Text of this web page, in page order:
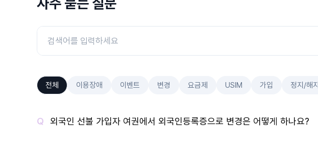
전체 이용장애 이벤트 변경 요금제 USIM 가입 정지/해지
외국인 선불 가입자 여권에서 외국인등록증으로 변경은 어떻게 하나요?